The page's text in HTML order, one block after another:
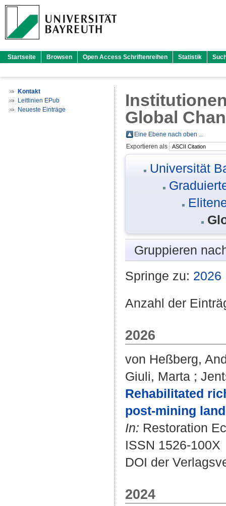
Startseite Browsen Open Access Schriftenreihen Statistik
Kontakt
Leitlinien EPub
Neueste Einträge
Global
Eine Ebene nach oben ...
Exportieren als
Universität
Gruppieren
Springe zu: 2026
Anzahl der
2026
von Heßberg,
Giuli, Marta ;
Rehabilitated
post-mining
In: Restoration
ISSN 1526-100X
DOI der
2024